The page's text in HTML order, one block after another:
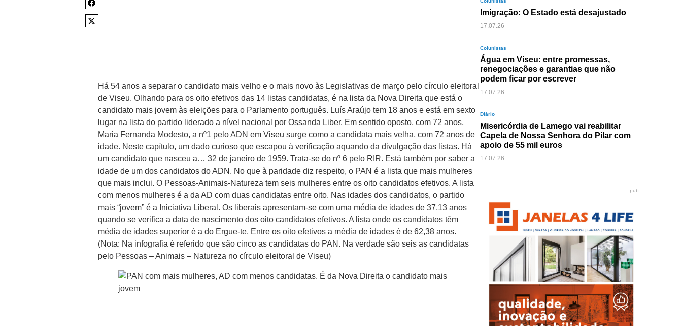
Há 54 anos a separar o candidato mais velho e o mais novo às Legislativas de março pelo círculo eleitoral
de Viseu. Olhando para os oito efetivos das 14 listas candidatas, é na lista da Nova Direita que está o
candidato mais jovem às eleições para o Parlamento português. Luís Araújo tem 18 anos e está em sexto
lugar na lista do partido liderado a nível nacional por Ossanda Liber. Em sentido oposto, com 72 anos,
Maria Fernanda Modesto, a nº1 pelo ADN em Viseu surge como a candidata mais velha, com 72 anos de
idade. Neste capítulo, um dado curioso que escapou à verificação aquando da divulgação das listas. Há
um candidato que nasceu a… 32 de janeiro de 1959. Trata-se do nº 6 pelo RIR. Está também por saber a
idade de um dos candidatos do ADN. No que à paridade diz respeito, o PAN é a lista que mais mulheres
que mais inclui. O Pessoas-Animais-Natureza tem seis mulheres entre os oito candidatos efetivos. A lista
com menos mulheres é a da AD com duas candidatas entre oito. Nas idades dos candidatos, o partido
mais “jovem” é a Iniciativa Liberal. Os liberais apresentam-se com uma média de idades de 37,13 anos
quando se verifica a data de nascimento dos oito candidatos efetivos. A lista onde os candidatos têm
média de idades superior é a do Ergue-te. Entre os oito efetivos a média de idades é de 62,38 anos.
(Nota: Na infografia é referido que são cinco as candidatas do PAN. Na verdade são seis as candidatas
pelo Pessoas – Animais – Natureza no círculo eleitoral de Viseu)
Imigração: O Estado está desajustado
17.07.26
Colunistas
Água em Viseu: entre promessas,
renegociações e garantias que não
podem ficar por escrever
17.07.26
Diário
Misericórdia de Lamego vai reabilitar
Capela de Nossa Senhora do Pilar com
apoio de 55 mil euros
17.07.26
pub